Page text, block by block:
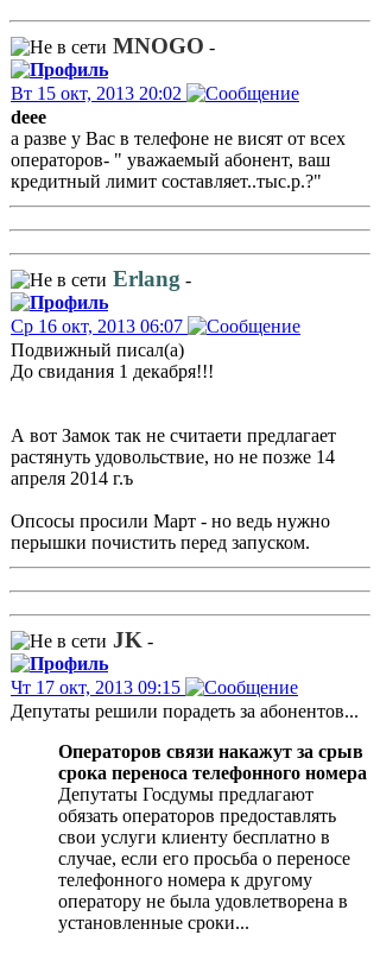
MNOGO -
Вт 15 окт, 2013 20:02
deee
а разве у Вас в телефоне не висят от всех
операторов- " уважаемый абонент, ваш
кредитный лимит составляет..тыс.р.?"
Erlang -
Ср 16 окт, 2013 06:07
Подвижный писал(а)
До свидания 1 декабря!!!
А вот Замок так не считаети предлагает
растянуть удовольствие, но не позже 14
апреля 2014 г.ъ
Опсосы просили Март - но ведь нужно
перышки почистить перед запуском.
JK -
Чт 17 окт, 2013 09:15
Депутаты решили порадеть за абонентов...
Операторов связи накажут за срыв
срока переноса телефонного номера
Депутаты Госдумы предлагают
обязать операторов предоставлять
свои услуги клиенту бесплатно в
случае, если его просьба о переносе
телефонного номера к другому
оператору не была удовлетворена в
установленные сроки...